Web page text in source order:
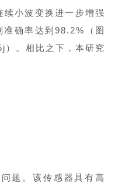
小波变换进一步增强
确率达到98.2%（图
。相比之下，本研究
题。该传感器具有高